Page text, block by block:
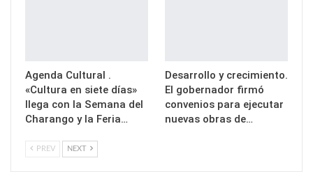
Agenda Cultural .
«Cultura en siete días»
llega con la Semana del
Charango y la Feria…
Desarrollo y crecimiento.
El gobernador firmó
convenios para ejecutar
nuevas obras de…
PREV NEXT